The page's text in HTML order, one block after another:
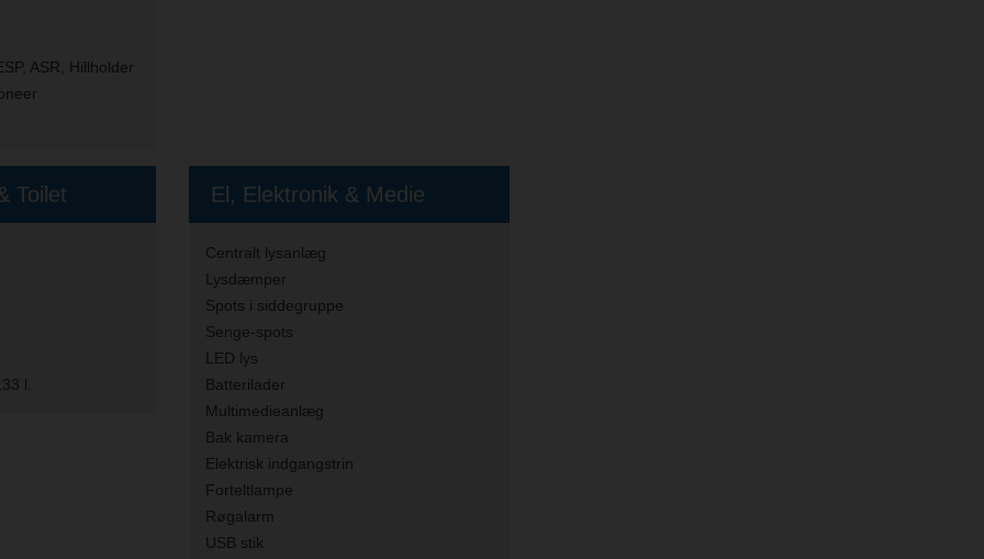
ASR, Hillholder
Toilet
l.
El, Elektronik & Medie
Centralt lysanlæg
Lysdæmper
Spots i siddegruppe
Senge-spots
LED lys
Batterilader
Multimedieanlæg
Bak kamera
Elektrisk indgangstrin
Forteltlampe
Røgalarm
USB stik